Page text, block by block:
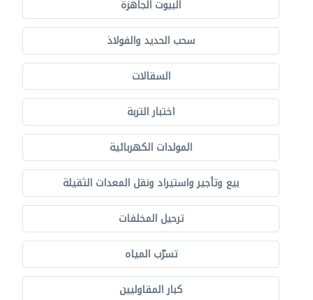
البيوت الجاهزة
سحب الحديد والفولاذ
السقالات
اختبار التربة
المولدات الكهربائية
بيع وتأجير واستيراد ونقل المعدات الثقيلة
ترحيل المخلفات
تسرّب المياه
كبار المقاوليين